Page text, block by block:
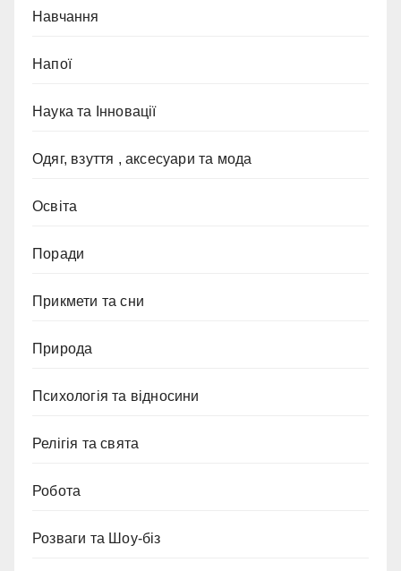
Навчання
Напої
Наука та Інновації
Одяг, взуття , аксесуари та мода
Освіта
Поради
Прикмети та сни
Природа
Психологія та відносини
Релігія та свята
Робота
Розваги та Шоу-біз